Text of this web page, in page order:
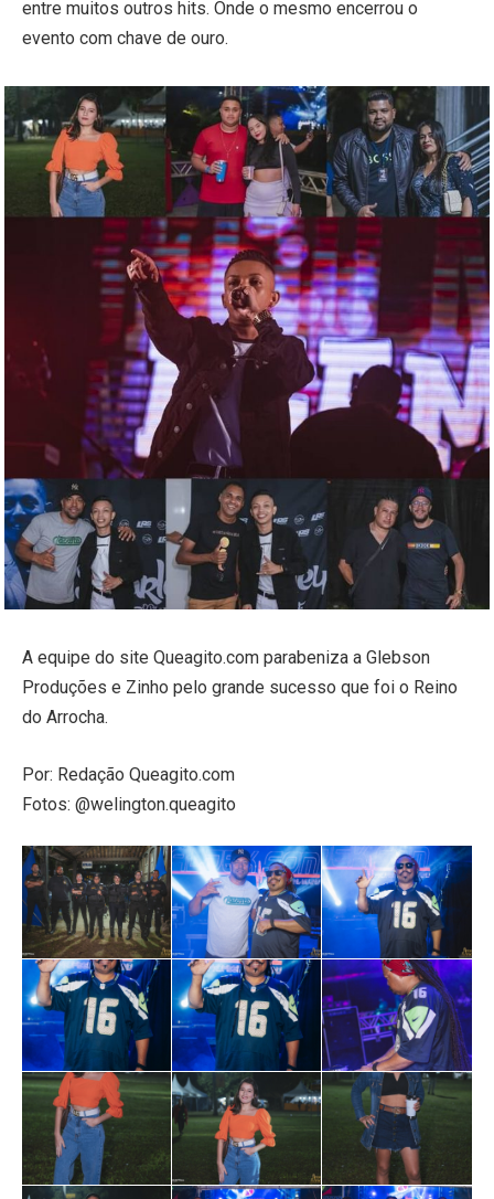
entre muitos outros hits. Onde o mesmo encerrou o
evento com chave de ouro.
A equipe do site Queagito.com parabeniza a Glebson
Produções e Zinho pelo grande sucesso que foi o Reino
do Arrocha.
Por: Redação Queagito.com
Fotos: @welington.queagito